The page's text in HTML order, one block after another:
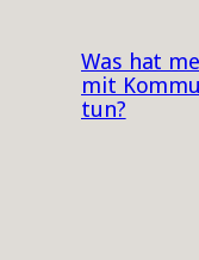
Was hat
mit
tun?